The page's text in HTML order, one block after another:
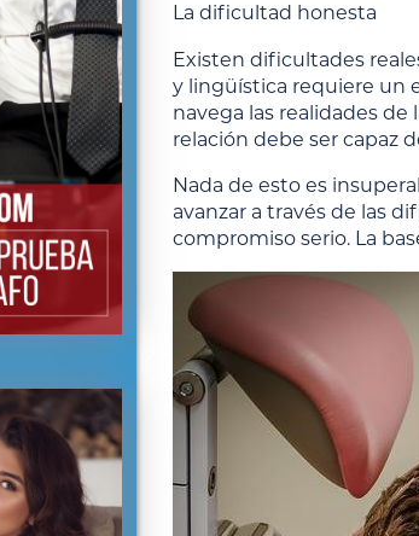
La dificultad honesta
Existen dificultades
y lingüística requiere un
navega las realidades de
relación debe ser capaz
Nada de esto es
avanzar a través de las
compromiso serio. La